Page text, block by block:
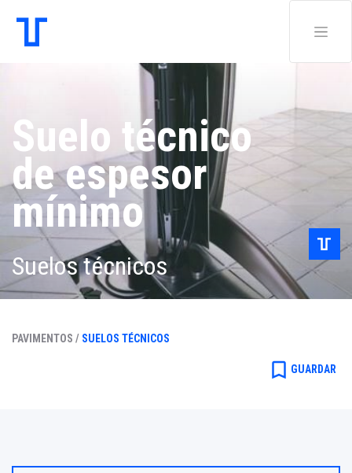
Suelo técnico
de espesor
mínimo
Suelos técnicos
PAVIMENTOS / SUELOS TÉCNICOS
bookmark_border GUARDAR